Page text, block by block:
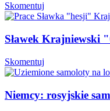
Skomentuj
Sławek Krajniewski
Skomentuj
Niemcy: rosyjskie